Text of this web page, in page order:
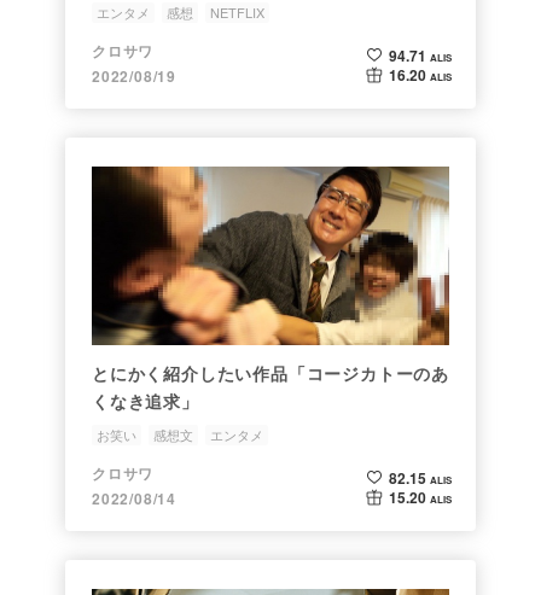
エンタメ 感想 NETFLIX
クロサワ
2022/08/19
94.71 ALIS
16.20 ALIS
とにかく紹介したい作品「コージカトーのあ
くなき追求」
お笑い 感想文 エンタメ
クロサワ
2022/08/14
82.15 ALIS
15.20 ALIS